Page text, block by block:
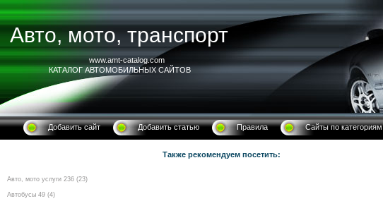
Авто, мото, транспорт
www.amt-catalog.com
КАТАЛОГ АВТОМОБИЛЬНЫХ САЙТОВ
Добавить сайт Добавить статью Правила Сайты по категориям
Авто, мото услуги 236 (23)
Автобусы 49 (4)
Также рекомендуем посетить: